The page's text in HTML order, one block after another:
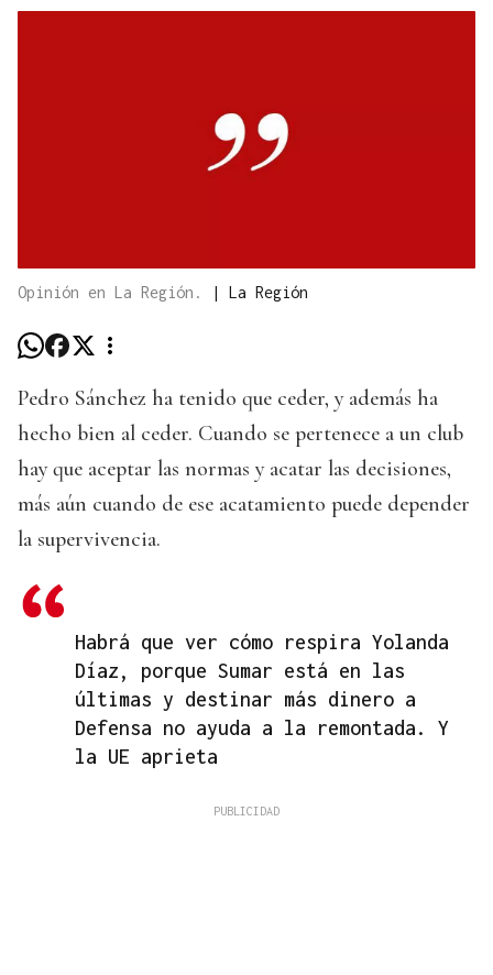
Opinión en La Región. | La Región
Pedro Sánchez ha tenido que ceder, y además ha
hecho bien al ceder. Cuando se pertenece a un club
hay que aceptar las normas y acatar las decisiones,
más aún cuando de ese acatamiento puede depender
la supervivencia.
Habrá que ver cómo respira Yolanda
Díaz, porque Sumar está en las
últimas y destinar más dinero a
Defensa no ayuda a la remontada. Y
la UE aprieta